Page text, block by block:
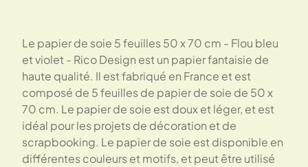
Le papier de soie 5 feuilles 50 x 70 cm - Flou bleu
et violet - Rico Design est un papier fantaisie de
haute qualité. Il est fabriqué en France et est
composé de 5 feuilles de papier de soie de 50 x
70 cm. Le papier de soie est doux et léger, et est
idéal pour les projets de décoration et de
scrapbooking. Le papier de soie est disponible en
différentes couleurs et motifs, et peut être utilisé